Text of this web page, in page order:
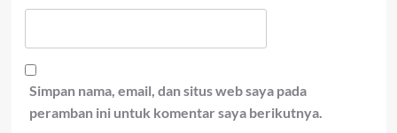
Simpan nama, email, dan situs web saya pada
peramban ini untuk komentar saya berikutnya.